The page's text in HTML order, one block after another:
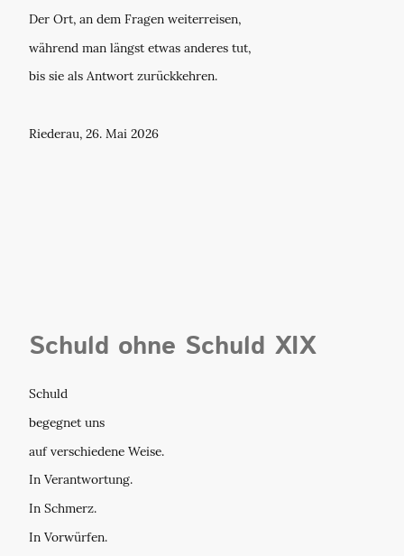
Der Ort, an dem Fragen weiterreisen,
während man längst etwas anderes tut,
bis sie als Antwort zurückkehren.
Riederau, 26. Mai 2026
Schuld ohne Schuld XIX
Schuld
begegnet uns
auf verschiedene Weise.
In Verantwortung.
In Schmerz.
In Vorwürfen.